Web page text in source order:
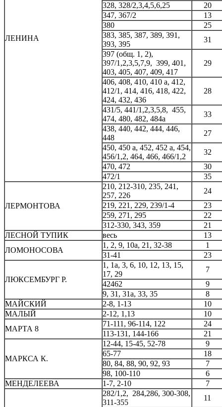
ЛЕНИНА
328, 328/2,3,4,5,6,25
20
347, 367/2
13
380
25
383, 385, 387, 389, 391,
393, 395
31
397 (общ. 1, 2),
397/1,2,3,5,7,9, 399, 401,
403, 405, 407, 409, 417
29
406, 408, 410, 410 а, 412,
412/1, 414, 416, 418, 422,
424, 432, 436
28
431/5, 441/1,2,3,5,8, 455,
474, 480, 482, 484а
33
438, 440, 442, 444, 446,
448
27
450, 450 а, 452, 452 а, 454,
456/1,2, 464, 466, 466/1,2
32
470, 472
30
472/1
35
ЛЕРМОНТОВА
210, 212-310, 235, 241,
257, 226
24
219, 221, 229, 239/1-4
23
259, 271, 295
22
312-330, 343, 359
21
ЛЕСНОЙ ТУПИК
весь
13
ЛОМОНОСОВА
1, 2, 9, 10а, 21, 32-38
1
31-41
23
ЛЮКСЕМБУРГ Р.
1, 1а, 3, 6, 10, 12, 13, 15,
17, 29
7
42462
9
9, 31, 31а, 33, 35
8
МАЙСКИЙ
2-8, 1-13
10
МАЛЫЙ
2-12, 1,13
10
МАРТА 8
71-111, 96-114, 122
24
113-131, 144-166
21
МАРКСА К.
12-44, 15-45, 52-78
9
65-77
18
80, 84, 88, 90, 92, 93
7
98, 100-110
6
МЕНДЕЛЕЕВА
1-7, 2-10 7
282/1,2, 284,286, 300-308,
311-355
11